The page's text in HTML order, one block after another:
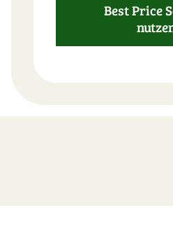
Best Price